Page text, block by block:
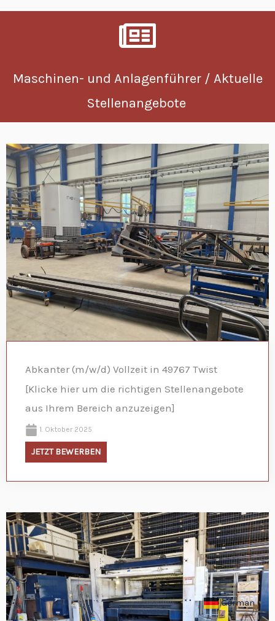
Maschinen- und Anlagenführer / Aktuelle
Stellenangebote
Abkanter (m/w/d) Vollzeit in 49767 Twist
[Klicke hier um die richtigen Stellenangebote
aus Ihrem Bereich anzuzeigen]
1. Oktober 2025
JETZT BEWERBEN
German ▼